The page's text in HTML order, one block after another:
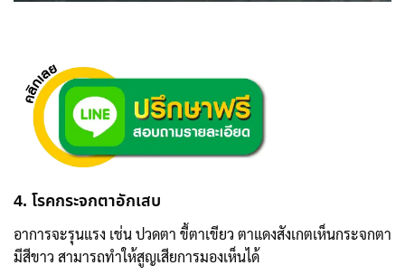
4. โรคกระจกตาอักเสบ
อาการจะรุนแรง เช่น ปวดตา ขี้ตาเขียว ตาแดงสังเกตเห็นกระจกตา
มีสีขาว สามารถทำให้สูญเสียการมองเห็นได้